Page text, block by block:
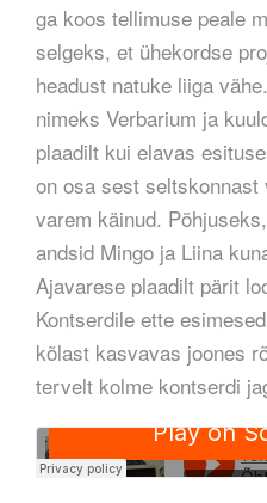
ga koos tellimuse peale
selgeks, et ühekordse
headust natuke liiga
nimeks Verbarium ja
plaadilt kui elavas
on osa sest
varem käinud.
andsid Mingo ja Liina
Ajavarese plaadilt pärit
Kontserdile ette
kõlast kasvavas joones
tervelt kolme kontserdi